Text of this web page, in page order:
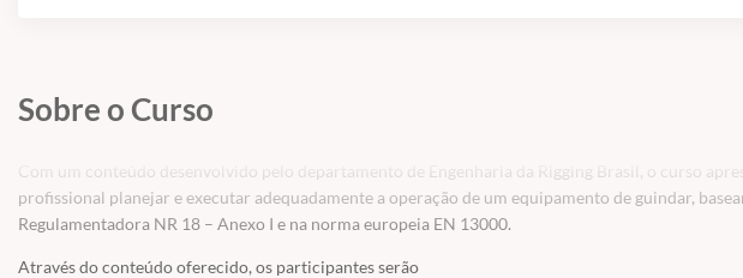
Sobre o Curso
Com um conteúdo desenvolvido pelo departamento de Engenharia da Rigging Brasil, o curso
profissional planejar e executar adequadamente a operação de um equipamento de guindar,
Regulamentadora NR 18 – Anexo I e na norma europeia EN 13000.
Através do conteúdo oferecido, os participantes serão